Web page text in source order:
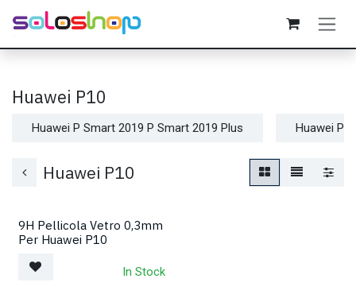
Passa al contenuto
Huawei P10
Huawei P Smart 2019 P Smart 2019 Plus Huawei P
Huawei P10
9H Pellicola Vetro 0,3mm
Per Huawei P10
In Stock